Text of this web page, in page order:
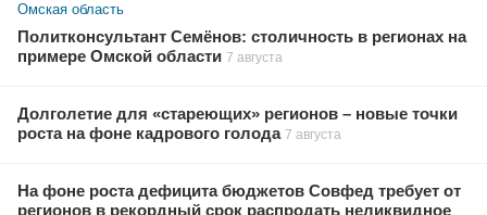
Омская область
Политконсультант Семёнов: столичность в регионах на
примере Омской области 7 августа
Долголетие для «стареющих» регионов – новые точки
роста на фоне кадрового голода 7 августа
На фоне роста дефицита бюджетов Совфед требует от
регионов в рекордный срок распродать неликвидное